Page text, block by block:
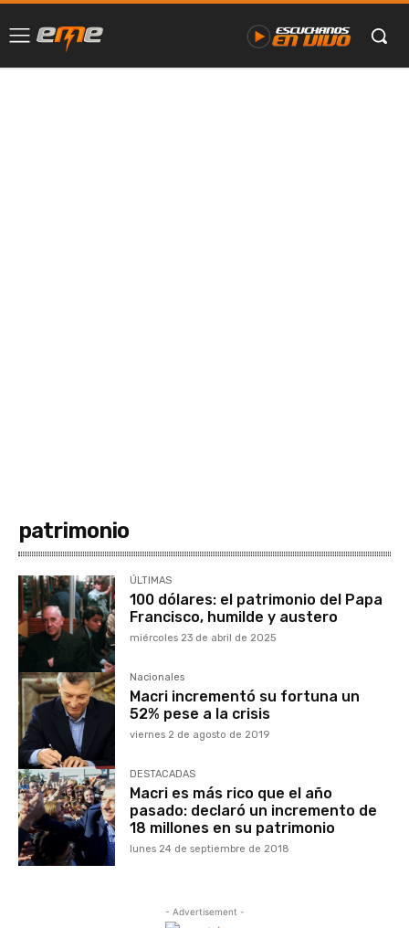
patrimonio
ÚLTIMAS
100 dólares: el patrimonio del Papa
Francisco, humilde y austero
miércoles 23 de abril de 2025
Nacionales
Macri incrementó su fortuna un
52% pese a la crisis
viernes 2 de agosto de 2019
DESTACADAS
Macri es más rico que el año
pasado: declaró un incremento de
18 millones en su patrimonio
lunes 24 de septiembre de 2018
- Advertisement -